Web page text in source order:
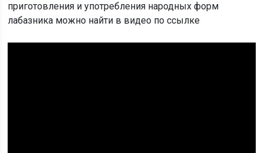
приготовления и употребления народных форм
лабазника можно найти в видео по ссылке